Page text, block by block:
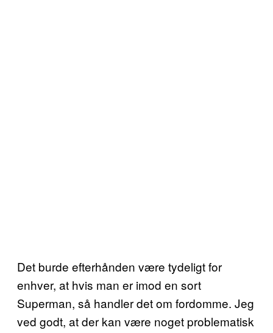
Det burde efterhånden være tydeligt for
enhver, at hvis man er imod en sort
Superman, så handler det om fordomme. Jeg
ved godt, at der kan være noget problematisk